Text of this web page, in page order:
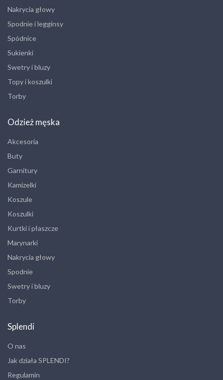
Nakrycia głowy
Spodnie i legginsy
Spódnice
Sukienki
Swetry i bluzy
Topy i koszulki
Torby
Odzież męska
Akcesoria
Buty
Garnitury
Kamizelki
Koszule
Koszulki
Kurtki i płaszcze
Marynarki
Nakrycia głowy
Spodnie
Swetry i bluzy
Torby
Splendi
O nas
Jak działa SPLENDI?
Regulamin